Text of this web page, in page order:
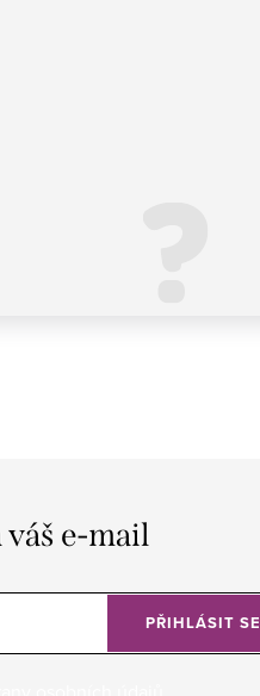
e-mail
PŘIHLÁSIT SE